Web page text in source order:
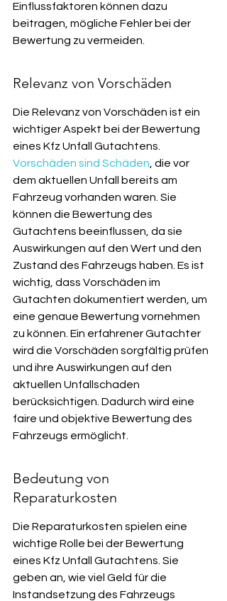
Einflussfaktoren können dazu
beitragen, mögliche Fehler bei der
Bewertung zu vermeiden.
Relevanz von Vorschäden
Die Relevanz von Vorschäden ist ein
wichtiger Aspekt bei der Bewertung
eines Kfz Unfall Gutachtens.
Vorschäden sind Schäden , die vor
dem aktuellen Unfall bereits am
Fahrzeug vorhanden waren. Sie
können die Bewertung des
Gutachtens beeinflussen, da sie
Auswirkungen auf den Wert und den
Zustand des Fahrzeugs haben. Es ist
wichtig, dass Vorschäden im
Gutachten dokumentiert werden, um
eine genaue Bewertung vornehmen
zu können. Ein erfahrener Gutachter
wird die Vorschäden sorgfältig prüfen
und ihre Auswirkungen auf den
aktuellen Unfallschaden
berücksichtigen. Dadurch wird eine
faire und objektive Bewertung des
Fahrzeugs ermöglicht.
Bedeutung von
Reparaturkosten
Die Reparaturkosten spielen eine
wichtige Rolle bei der Bewertung
eines Kfz Unfall Gutachtens. Sie
geben an, wie viel Geld für die
Instandsetzung des Fahrzeugs